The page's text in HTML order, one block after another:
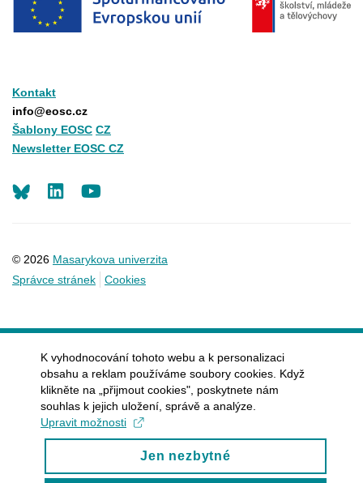
Kontakt
info@eosc.cz
Šablony EOSC CZ
Newsletter EOSC CZ
© 2026 Masarykova univerzita
Správce stránek
Cookies
LinkedIn
K vyhodnocování tohoto webu a k personalizaci
obsahu a reklam používáme soubory cookies. Když
klikněte na „přijmout cookies", poskytnete nám
souhlas k jejich uložení, správě a analýze.
Upravit možnosti
Jen nezbytné